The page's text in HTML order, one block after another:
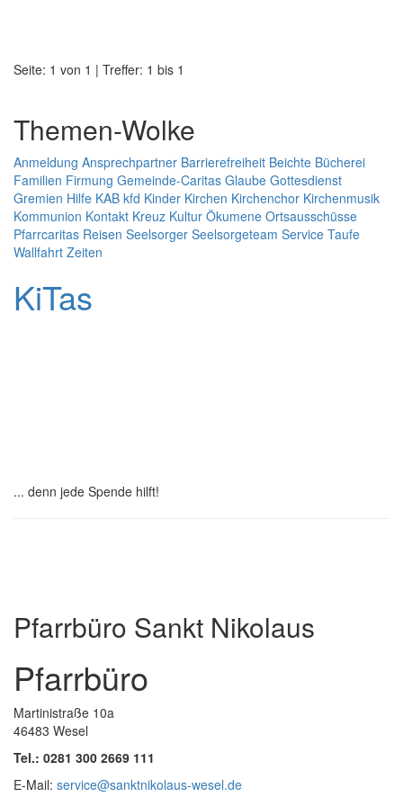
Seite: 1 von 1 | Treffer: 1 bis 1
Themen-Wolke
Anmeldung Ansprechpartner Barrierefreiheit Beichte Bücherei
Familien Firmung Gemeinde-Caritas Glaube Gottesdienst
Gremien Hilfe KAB kfd Kinder Kirchen Kirchenchor Kirchenmusik
Kommunion Kontakt Kreuz Kultur Ökumene Ortsausschüsse
Pfarrcaritas Reisen Seelsorger Seelsorgeteam Service Taufe
Wallfahrt Zeiten
KiTas
... denn jede Spende hilft!
Pfarrbüro Sankt Nikolaus
Pfarrbüro
Martinistraße 10a
46483 Wesel
Tel.: 0281 300 2669 111
E-Mail: service@sanktnikolaus-wesel.de